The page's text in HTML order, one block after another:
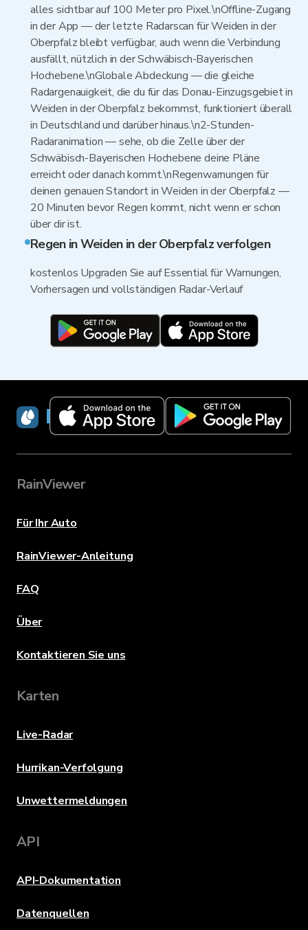
alles sichtbar auf 100 Meter pro Pixel.\nOffline-Zugang
in der App — der letzte Radarscan für Weiden in der
Oberpfalz bleibt verfügbar, auch wenn die Verbindung
ausfällt, nützlich in der Schwäbisch-Bayerischen
Hochebene.\nGlobale Abdeckung — die gleiche
Radargenauigkeit, die du für das Donau-Einzugsgebiet in
Weiden in der Oberpfalz bekommst, funktioniert überall
in Deutschland und darüber hinaus.\n2-Stunden-
Radaranimation — sehe, ob die Zelle über der
Schwäbisch-Bayerischen Hochebene deine Pläne
erreicht oder danach kommt.\nRegenwarnungen für
deinen genauen Standort in Weiden in der Oberpfalz —
20 Minuten bevor Regen kommt, nicht wenn er schon
über dir ist.
Regen in Weiden in der Oberpfalz verfolgen
kostenlos Upgraden Sie auf Essential für Warnungen,
Vorhersagen und vollständigen Radar-Verlauf
RainViewer
RainViewer
Für Ihr Auto
RainViewer-Anleitung
FAQ
Über
Kontaktieren Sie uns
Karten
Live-Radar
Hurrikan-Verfolgung
Unwettermeldungen
API
API-Dokumentation
Datenquellen